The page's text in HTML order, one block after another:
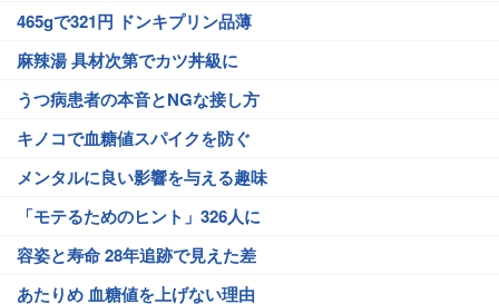
465gで321円 ドンキプリン品薄
麻辣湯 具材次第でカツ丼級に
うつ病患者の本音とNGな接し方
キノコで血糖値スパイクを防ぐ
メンタルに良い影響を与える趣味
「モテるためのヒント」326人に
容姿と寿命 28年追跡で見えた差
あたりめ 血糖値を上げない理由